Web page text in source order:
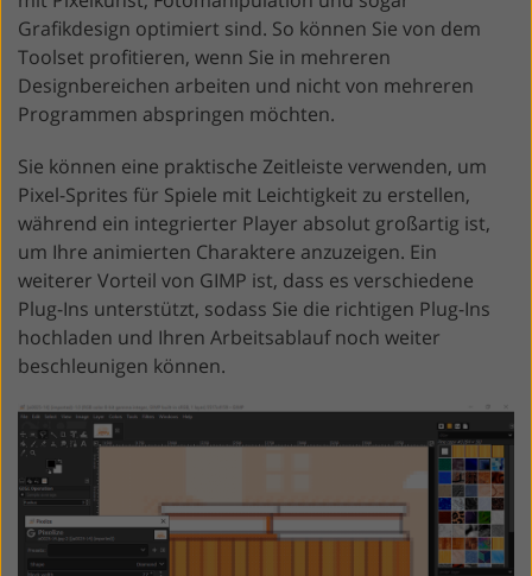
Grafikdesign optimiert sind. So können Sie von dem
Toolset profitieren, wenn Sie in mehreren
Designbereichen arbeiten und nicht von mehreren
Programmen abspringen möchten.
Sie können eine praktische Zeitleiste verwenden, um
Pixel-Sprites für Spiele mit Leichtigkeit zu erstellen,
während ein integrierter Player absolut großartig ist,
um Ihre animierten Charaktere anzuzeigen. Ein
weiterer Vorteil von GIMP ist, dass es verschiedene
Plug-Ins unterstützt, sodass Sie die richtigen Plug-Ins
hochladen und Ihren Arbeitsablauf noch weiter
beschleunigen können.